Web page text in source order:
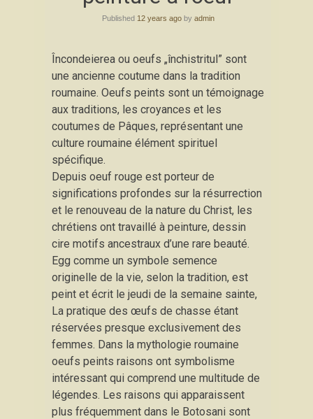
Published 12 years agoby admin
Încondeierea ou oeufs „închistritul” sont
une ancienne coutume dans la tradition
roumaine. Oeufs peints sont un témoignage
aux traditions, les croyances et les
coutumes de Pâques, représentant une
culture roumaine élément spirituel
spécifique.
Depuis oeuf rouge est porteur de
significations profondes sur la résurrection
et le renouveau de la nature du Christ, les
chrétiens ont travaillé à peinture, dessin
cire motifs ancestraux d’une rare beauté.
Egg comme un symbole semence
originelle de la vie, selon la tradition, est
peint et écrit le jeudi de la semaine sainte,
La pratique des œufs de chasse étant
réservées presque exclusivement des
femmes. Dans la mythologie roumaine
oeufs peints raisons ont symbolisme
intéressant qui comprend une multitude de
légendes. Les raisons qui apparaissent
plus fréquemment dans le Botosani sont